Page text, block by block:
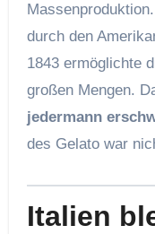
durch den
1843 ermöglichte
großen Mengen.
jedermann
des Gelato war
Italien